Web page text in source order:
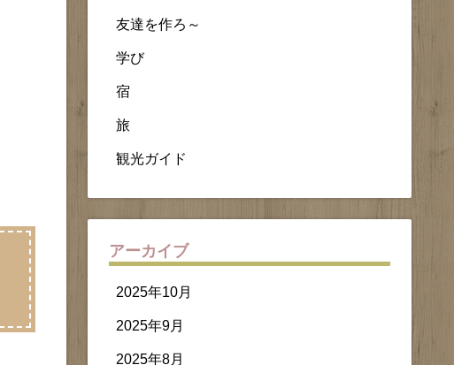
友達を作ろ～
学び
宿
旅
観光ガイド
アーカイブ
2025年10月
2025年9月
2025年8月